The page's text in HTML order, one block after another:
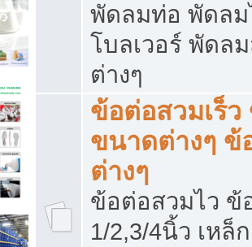
พัดลมท่อ พัดลม
โบลเวอร์ พัดล
ต่างๆ
ข้อต่อสวมเร็
ขนาดต่างๆ ข้
ต่างๆ
ข้อต่อสวมไว ข้
1/2,3/4นิ้ว เหล็